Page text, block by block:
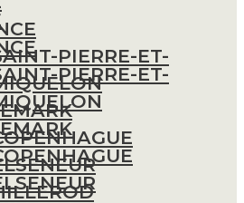
PIERRE-ET-
PIERRE-ET-